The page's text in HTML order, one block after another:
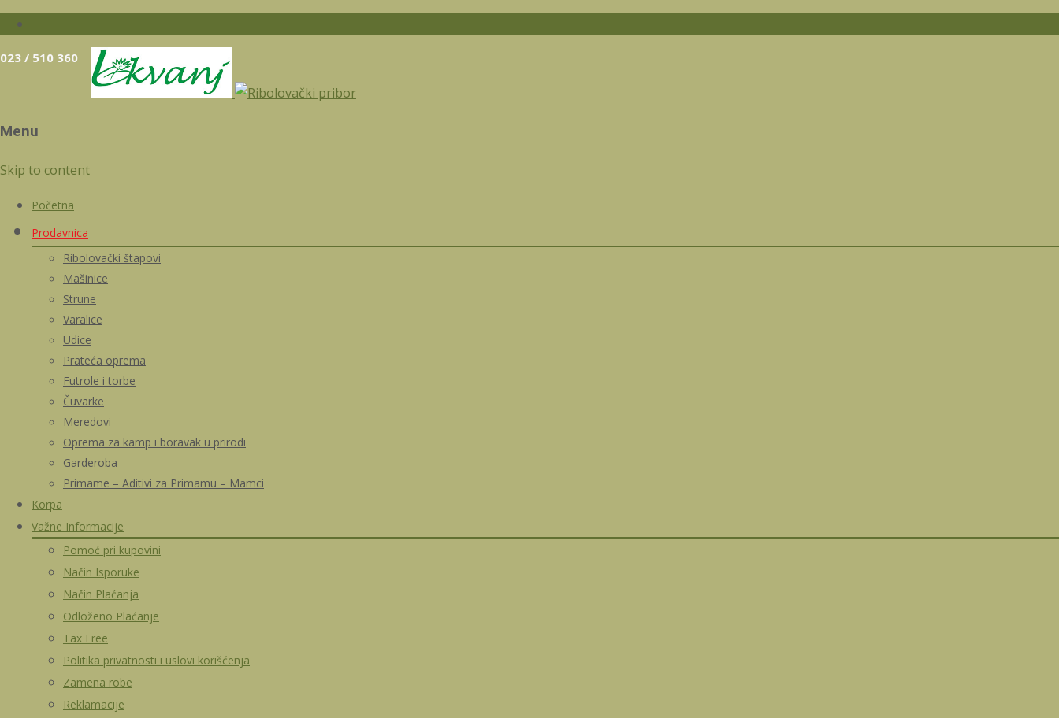
023 / 510 360
Menu
Skip to content
Početna
Prodavnica
Ribolovački štapovi
Mašinice
Strune
Varalice
Udice
Prateća oprema
Futrole i torbe
Čuvarke
Meredovi
Oprema za kamp i boravak u prirodi
Garderoba
Primame – Aditivi za Primamu – Mamci
Korpa
Važne Informacije
Pomoć pri kupovini
Način Isporuke
Način Plaćanja
Odloženo Plaćanje
Tax Free
Politika privatnosti i uslovi korišćenja
Zamena robe
Reklamacije